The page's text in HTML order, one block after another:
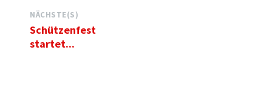
NÄCHSTE(S)
Schützenfest
startet...